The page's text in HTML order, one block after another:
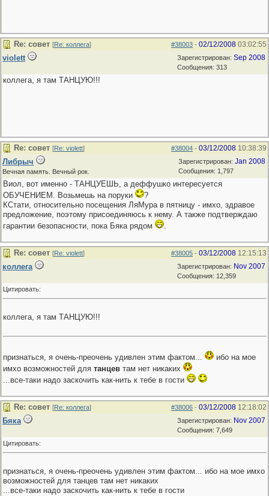
#38003 - 02/12/2008 03:02:55
Re: совет [Re: коллега]
Зарегистрирован: Sep 2008
Сообщения: 313
violett
коллега, я там ТАНЦУЮ!!!
#38004 - 03/12/2008 10:38:39
Re: совет [Re: violett]
Зарегистрирован: Jan 2008
Сообщения: 1,797
Либрыч
Вечная память. Вечный рок.
Виол, вот именно - ТАНЦУЕШЬ, а деффушко интересуется
ОБУЧЕНИЕМ. Возьмешь на поруки
?
КСтати, относительно посещения ЛяМура в пятницу - имхо, здравое
предложение, поэтому присоединяюсь к нему. А также подтверждаю
гарантии безопасности, пока Бяка рядом
.
#38005 - 03/12/2008 12:15:13
Re: совет [Re: violett]
Зарегистрирован: Nov 2007
Сообщения: 12,359
коллега
Цитировать:
коллега, я там ТАНЦУЮ!!!
признаться, я очень-преочень удивлен этим фактом...
ибо на мое
имхо возможностей для танцев там нет никаких
...все-таки надо заскочить как-нить к тебе в гости
#38006 - 03/12/2008 12:18:02
Re: совет [Re: коллега]
Зарегистрирован: Nov 2007
Сообщения: 7,649
Бяка
Цитировать:
признаться, я очень-преочень удивлен этим фактом... ибо на мое имхо
возможностей для танцев там нет никаких
...все-таки надо заскочить как-нить к тебе в гости